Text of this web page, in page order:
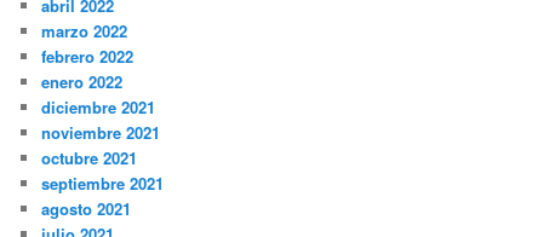
abril 2022
marzo 2022
febrero 2022
enero 2022
diciembre 2021
noviembre 2021
octubre 2021
septiembre 2021
agosto 2021